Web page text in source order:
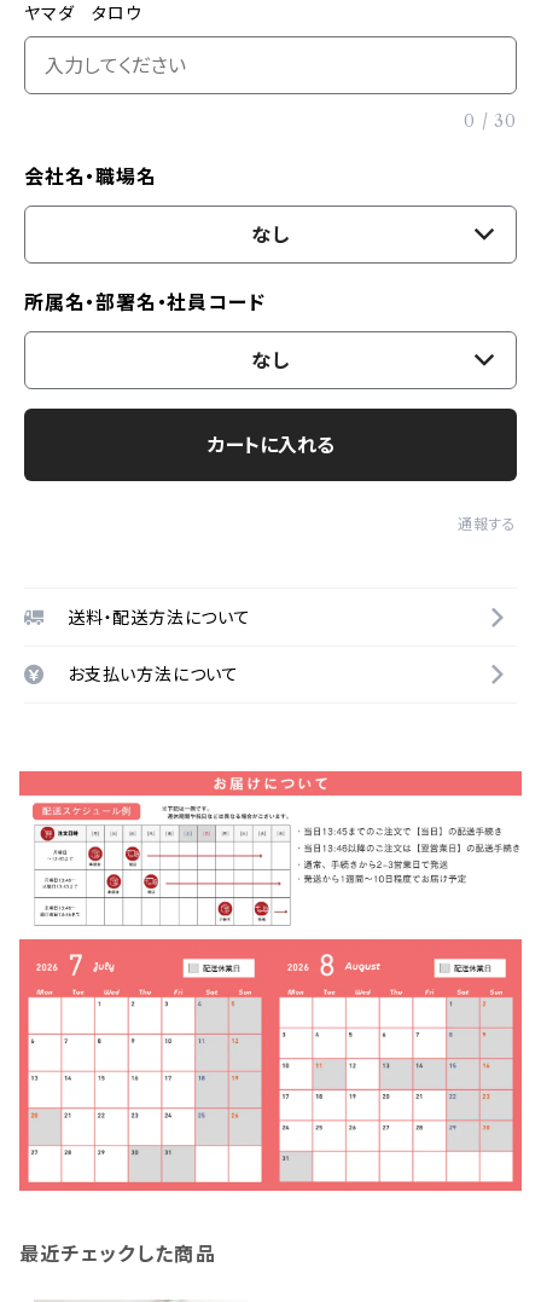
ヤマダ タロウ
0 / 30
会社名・職場名
なし
所属名・部署名・社員コード
なし
カートに入れる
通報する
送料・配送方法について
お支払い方法について
最近チェックした商品